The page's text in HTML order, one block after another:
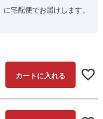
に宅配便でお届けします。
カートに入れる